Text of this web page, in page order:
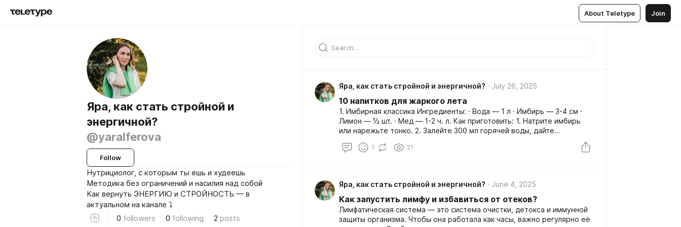
About Teletype Join
Яра, как стать стройной и
энергичной?
@yaralferova
Follow
Нутрициолог, с которым ты ешь и худеешь
Методика без ограничений и насилия над собой
Как вернуть ЭНЕРГИЮ и СТРОЙНОСТЬ — в
актуальном на канале ⤵️
0 followers 0 following 2 posts
Яра, как стать стройной и энергичной? July 26, 2025
10 напитков для жаркого лета
1. Имбирная классика Ингредиенты: · Вода — 1 л · Имбирь — 3-4 см ·
Лимон — ½ шт. · Мед — 1-2 ч. л. Как приготовить: 1. Натрите имбирь
или нарежьте тонко. 2. Залейте 300 мл горячей воды, дайте
Украсьте веточками мяты.
1 21
Яра, как стать стройной и энергичной? June 4, 2025
Как запустить лимфу и избавиться от отеков?
Лимфатическая система — это система очистки, детокса и иммунной
защиты организма. Чтобы она работала как часы, важно регулярно её